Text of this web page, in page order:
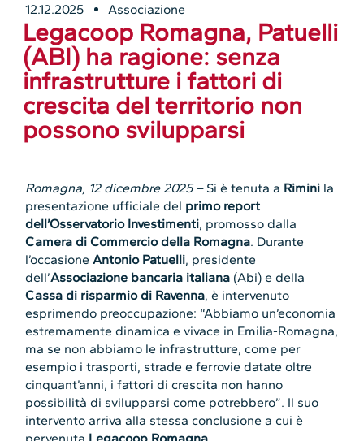
12.12.2025 Associazione
Legacoop Romagna, Patuelli
(ABI) ha ragione: senza
infrastrutture i fattori di
crescita del territorio non
possono svilupparsi
Romagna, 12 dicembre 2025 –Si è tenuta a Rimini la
presentazione ufficiale del primo report
dell’Osservatorio Investimenti, promosso dalla
Camera di Commercio della Romagna. Durante
l’occasioneAntonio Patuelli, presidente
dell’Associazione bancaria italiana (Abi) e della
Cassa di risparmio di Ravenna, è intervenuto
esprimendo preoccupazione: “Abbiamo un’economia
estremamente dinamica e vivace in Emilia-Romagna,
ma se non abbiamo le infrastrutture, come per
esempio i trasporti, strade e ferrovie datate oltre
cinquant’anni, i fattori di crescita non hanno
possibilità di svilupparsi come potrebbero”. Il suo
intervento arriva alla stessa conclusione a cui è